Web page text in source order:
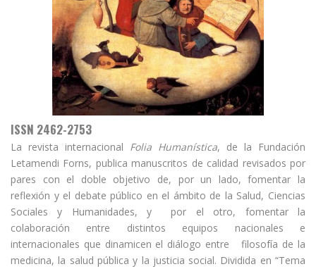
ISSN 2462-2753
La revista internacional Folia Humanística, de la Fundación
Letamendi Forns, publica manuscritos de calidad revisados por
pares con el doble objetivo de, por un lado, fomentar la
reflexión y el debate público en el ámbito de la Salud, Ciencias
Sociales y Humanidades, y por el otro, fomentar la
colaboración entre distintos equipos nacionales e
internacionales que dinamicen el diálogo entre filosofía de la
medicina, la salud pública y la justicia social. Dividida en “Tema